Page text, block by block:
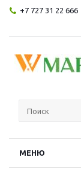
+7 727 31 22 666
МЕНЮ